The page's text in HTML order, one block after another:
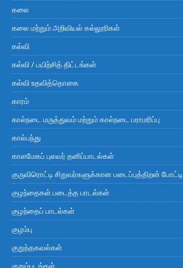
கலை
கலை மற்றும் அறிவியல் கல்லூரிகள்
கல்வி
கல்வி / பயிற்சித் திட்டங்கள்
கல்வி உதவித்தொகை
காரம்
கால்நடை மருத்துவம் மற்றும் கால்நடை பராமரிப்பு
கால்பந்து
காளமேகப் புலவர் தனிப்பாடல்கள்
குருவிரொட்டி சிறுவர்களுக்கான படைப்புத்திறன் போட்டி
குழந்தைகள் படைத்த பாடல்கள்
குழந்தைப் பாடல்கள்
குழம்பு
குறுந்தகவல்கள்
குறும்படங்கள்